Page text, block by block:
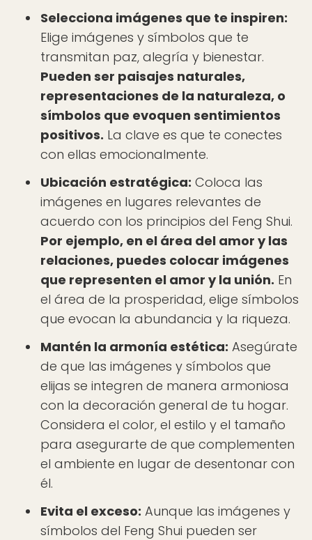
Selecciona imágenes que te inspiren:
Elige imágenes y símbolos que te
transmitan paz, alegría y bienestar.
Pueden ser paisajes naturales,
representaciones de la naturaleza, o
símbolos que evoquen sentimientos
positivos. La clave es que te conectes
con ellas emocionalmente.
Ubicación estratégica: Coloca las
imágenes en lugares relevantes de
acuerdo con los principios del Feng Shui.
Por ejemplo, en el área del amor y las
relaciones, puedes colocar imágenes
que representen el amor y la unión. En
el área de la prosperidad, elige símbolos
que evocan la abundancia y la riqueza.
Mantén la armonía estética: Asegúrate
de que las imágenes y símbolos que
elijas se integren de manera armoniosa
con la decoración general de tu hogar.
Considera el color, el estilo y el tamaño
para asegurarte de que complementen
el ambiente en lugar de desentonar con
él.
Evita el exceso: Aunque las imágenes y
símbolos del Feng Shui pueden ser